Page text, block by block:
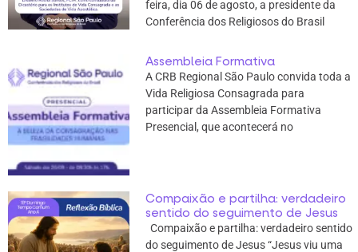
feira, dia 06 de agosto, a presidente da
Conferência dos Religiosos do Brasil
Assembleia Formativa
A CRB Regional São Paulo convida toda a
Vida Religiosa Consagrada para
participar da Assembleia Formativa
Presencial, que acontecerá no
Compaixão e partilha: verdadeiro
sentido do seguimento de Jesus
Compaixão e partilha: verdadeiro sentido
do seguimento de Jesus “Jesus viu uma